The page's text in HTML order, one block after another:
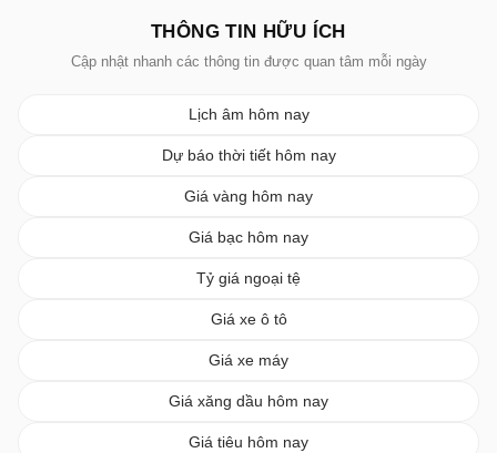
THÔNG TIN HỮU ÍCH
Cập nhật nhanh các thông tin được quan tâm mỗi ngày
Lịch âm hôm nay
Dự báo thời tiết hôm nay
Giá vàng hôm nay
Giá bạc hôm nay
Tỷ giá ngoại tệ
Giá xe ô tô
Giá xe máy
Giá xăng dầu hôm nay
Giá tiêu hôm nay